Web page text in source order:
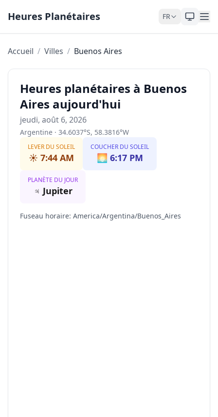
Heures Planétaires FR
Accueil / Villes / Buenos Aires
Heures planétaires à Buenos
Aires aujourd'hui
jeudi, août 6, 2026
Argentine · 34.6037°S, 58.3816°W
LEVER DU SOLEIL
☀️ 7:44 AM
COUCHER DU SOLEIL
🌅 6:17 PM
PLANÈTE DU JOUR
♃ Jupiter
Fuseau horaire: America/Argentina/Buenos_Aires